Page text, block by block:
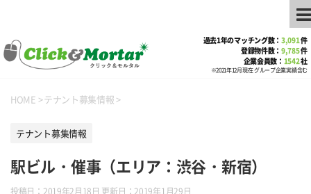
過去1年のマッチング数：3,091件
登録物件数：9,785件
企業会員数： 1542社
※2021年12月現在 グループ企業実績含む
HOME >テナント募集情報 >
テナント募集情報
駅ビル・催事（エリア：渋谷・新宿）
投稿日：2019年2月18日 更新日：2019年1月29日